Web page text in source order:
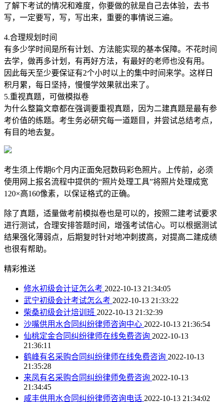
了解下考试的情况和难度，你要做的就是自己去体验，去书
写，一定要写，写，写出来，重要的事情说三遍。
4.合理规划时间
有多少学时间是所有计划、方法能实现的基本保障。不花时间
去学，做再多计划，有再好方法，有最好的老师也没有用。
因此每天至少要保证有2个小时以上的集中时间来学。这样日
积月累，每日坚持，慢慢学效果就出来了。
5.重视真题，可做模拟卷
为什么整篇文章都在强调要重视真题，因为二建真题是最有参
考价值的练题。考生务必研究每一道题目，并尝试总结考点，
有目的地去复。
考生须上传期6个月内正面免冠数码彩色照片。上传前，必须
使用网上报名流程中提供的“照片处理工具”将照片处理成宽
120×高160像素，以保证格式的正确。
除了真题，适量做考前模拟卷也是可以的，按照二建考试要求
进行测试，合理安排答题时间，增强考试信心。可以根据测试
结果强化薄弱点，后期复时针对地冲刺拔高，对提高二建成绩
也很有帮助。
精彩推送
修水初级会计证怎么考 2022-10-13 21:34:05
武宁初级会计考试怎么考 2022-10-13 21:33:22
柴桑初级会计培训班 2022-10-13 21:32:39
沙嘴供用水合同纠纷律师咨询中心 2022-10-13 21:36:54
仙桃定金合同纠纷律师在线免费咨询 2022-10-13
21:36:11
鹤峰有名采购合同纠纷律师在线免费咨询 2022-10-13
21:35:28
来凤有名采购合同纠纷律师免费咨询 2022-10-13
21:34:45
咸丰供用水合同纠纷律师咨询电话 2022-10-13 21:34:02